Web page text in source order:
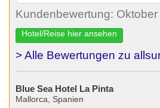
Kundenbewertung:
Hotel/Reise hier ansehen
> Alle Bewertungen zu
Blue Sea Hotel La Pinta
Mallorca, Spanien